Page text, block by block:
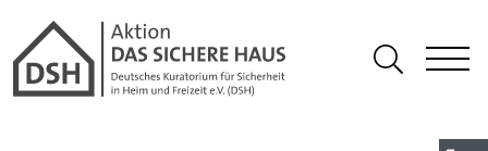
Gathmann Michaelis und
Suchen